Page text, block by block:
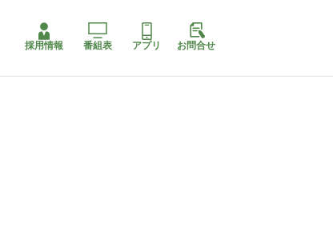
採用情報 番組表 アプリ お問合せ